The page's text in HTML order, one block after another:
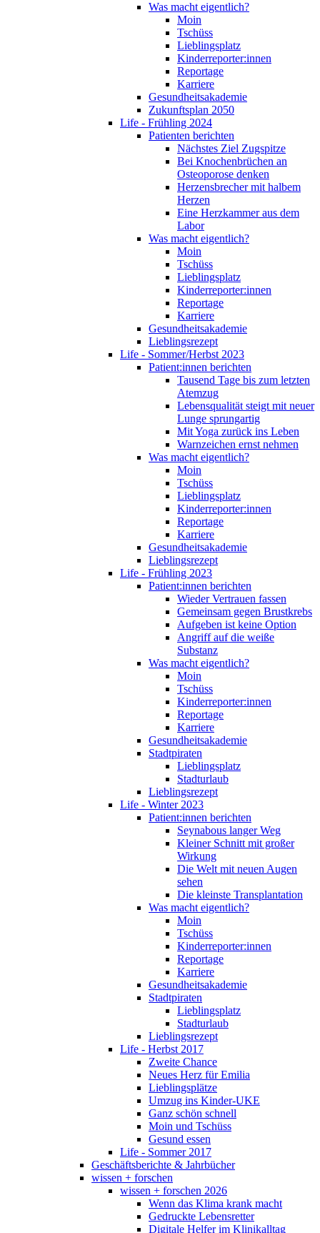
Was macht eigentlich?
Moin
Tschüss
Lieblingsplatz
Kinderreporter:innen
Reportage
Karriere
Gesundheitsakademie
Zukunftsplan 2050
Life - Frühling 2024
Patienten berichten
Nächstes Ziel Zugspitze
Bei Knochenbrüchen an
Osteoporose denken
Herzensbrecher mit halbem
Herzen
Eine Herzkammer aus dem
Labor
Was macht eigentlich?
Moin
Tschüss
Lieblingsplatz
Kinderreporter:innen
Reportage
Karriere
Gesundheitsakademie
Lieblingsrezept
Life - Sommer/Herbst 2023
Patient:innen berichten
Tausend Tage bis zum letzten
Atemzug
Lebensqualität steigt mit neuer
Lunge sprungartig
Mit Yoga zurück ins Leben
Warnzeichen ernst nehmen
Was macht eigentlich?
Moin
Tschüss
Lieblingsplatz
Kinderreporter:innen
Reportage
Karriere
Gesundheitsakademie
Lieblingsrezept
Life - Frühling 2023
Patient:innen berichten
Wieder Vertrauen fassen
Gemeinsam gegen Brustkrebs
Aufgeben ist keine Option
Angriff auf die weiße
Substanz
Was macht eigentlich?
Moin
Tschüss
Kinderreporter:innen
Reportage
Karriere
Gesundheitsakademie
Stadtpiraten
Lieblingsplatz
Stadturlaub
Lieblingsrezept
Life - Winter 2023
Patient:innen berichten
Seynabous langer Weg
Kleiner Schnitt mit großer
Wirkung
Die Welt mit neuen Augen
sehen
Die kleinste Transplantation
Was macht eigentlich?
Moin
Tschüss
Kinderreporter:innen
Reportage
Karriere
Gesundheitsakademie
Stadtpiraten
Lieblingsplatz
Stadturlaub
Lieblingsrezept
Life - Herbst 2017
Zweite Chance
Neues Herz für Emilia
Lieblingsplätze
Umzug ins Kinder-UKE
Ganz schön schnell
Moin und Tschüss
Gesund essen
Life - Sommer 2017
Geschäftsberichte & Jahrbücher
wissen + forschen
wissen + forschen 2026
Wenn das Klima krank macht
Gedruckte Lebensretter
Digitale Helfer im Klinikalltag